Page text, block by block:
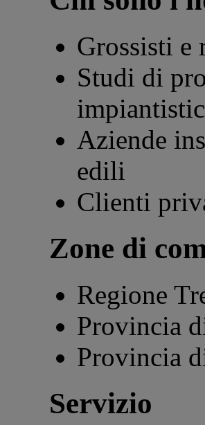
Grossisti
Studi di
Aziende
edili
Clienti
Zone di
Regione
Provincia
Provincia
Servizio